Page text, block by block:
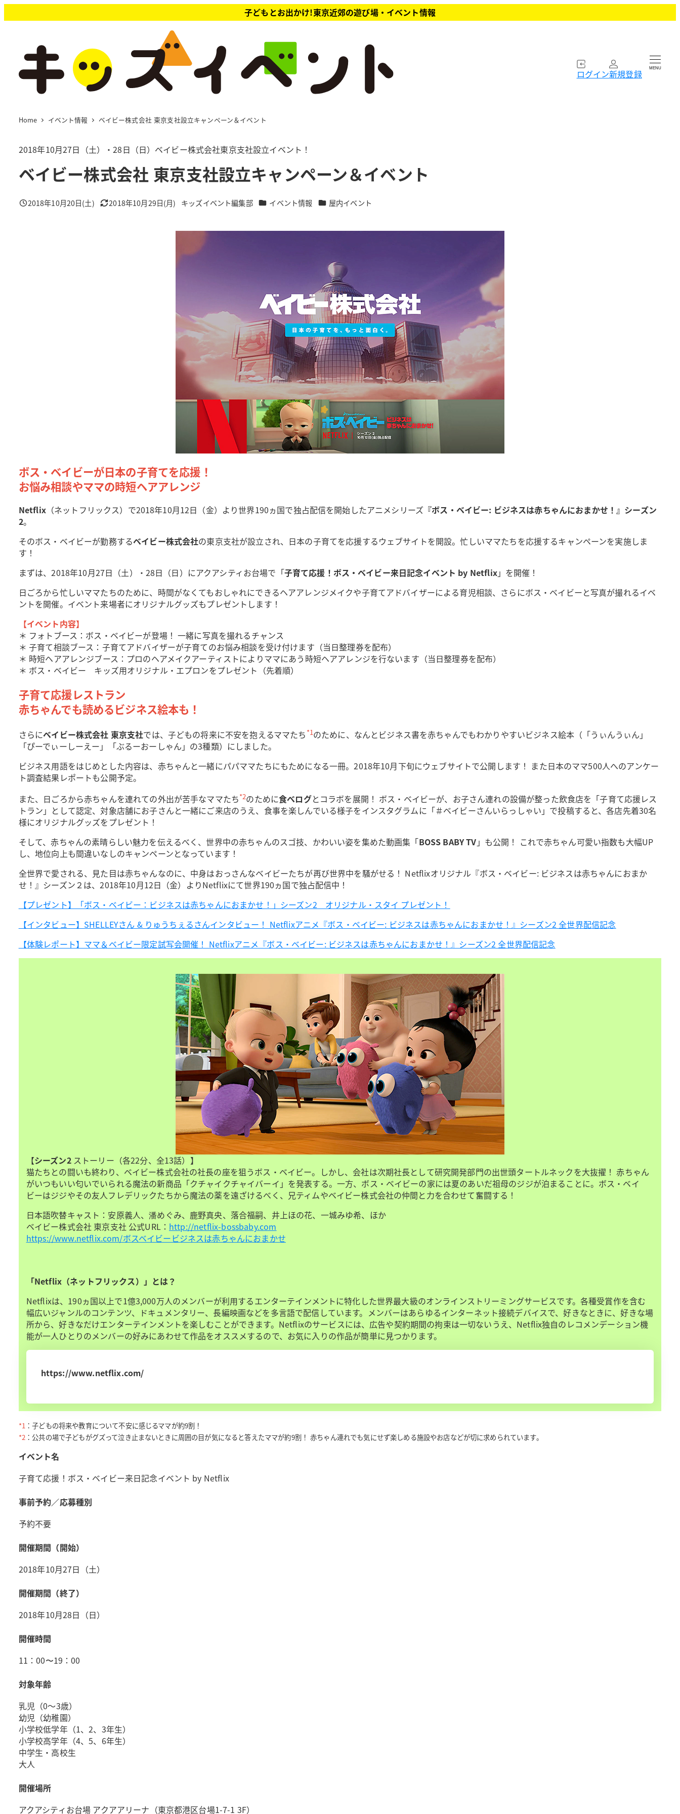
イ
子どもとお出かけ!東京近郊の遊び場・イベント情報
ログイン新規登録 MENU
Home イベント情報 ベイビー株式会社 東京支社設立キャンペーン＆イベント
2018年10月27日（土）・28日（日）ベイビー株式会社東京支社設立イベント！
ベイビー株式会社 東京支社設立キャンペーン＆イベント
投稿日
2018年10月20日(土) 更新日
2018年10月29日(月)
著
キッズイベント編集部 カテゴリー
イベント情報 カテゴリー
屋内イベント
ボス・ベイビーが日本の子育てを応援！
お悩み相談やママの時短ヘアアレンジ
Netflix（ネットフリックス）で2018年10月12日（金）より世界190ヵ国で独占配信を開始したアニメシリーズ 『ボス・ベイビー: ビジネスは赤ちゃんにおまかせ！』シーズン
2。
そのボス・ベイビーが勤務するベイビー株式会社の東京支社が設立され、日本の子育てを応援するウェブサイトを開設。忙しいママたちを応援するキャンペーンを実施しま
す！
まずは、2018年10月27日（土）・28日（日）にアクアシティお台場で「子育て応援！ボス・ベイビー来日記念イベント by Netflix」を開催！
日ごろから忙しいママたちのために、時間がなくてもおしゃれにできるヘアアレンジメイクや子育てアドバイザーによる育児相談、さらにボス・ベイビーと写真が撮れるイベ
ントを開催。イベント来場者にオリジナルグッズもプレゼントします！
【イベント内容】
＊ フォトブース：ボス・ベイビーが登場！ 一緒に写真を撮れるチャンス
＊ 子育て相談ブース：子育てアドバイザーが子育てのお悩み相談を受け付けます（当日整理券を配布）
＊ 時短ヘアアレンジブース：プロのヘアメイクアーティストによりママにあう時短ヘアアレンジを行ないます（当日整理券を配布）
＊ ボス・ベイビー キッズ用オリジナル・エプロンをプレゼント（先着順）
子育て応援レストラン
赤ちゃんでも読めるビジネス絵本も！
さらにベイビー株式会社 東京支社では、子どもの将来に不安を抱えるママたち *1のために、なんとビジネス書を赤ちゃんでもわかりやすいビジネス絵本（「うぃんうぃん」
「ぴーでぃーしーえー」「ぶるーおーしゃん」の3種類）にしました。
ビジネス用語をはじめとした内容は、赤ちゃんと一緒にパパママたちにもためになる一冊。2018年10月下旬にウェブサイトで公開します！ また日本のママ500人へのアンケー
ト調査結果レポートも公開予定。
また、日ごろから赤ちゃんを連れての外出が苦手なママたち*2のために食べログとコラボを展開！ ボス・ベイビーが、お子さん連れの設備が整った飲食店を「子育て応援レス
トラン」として認定、対象店舗にお子さんと一緒にご来店のうえ、食事を楽しんでいる様子をインスタグラムに「＃ベイビーさんいらっしゃい」で投稿すると、各店先着30名
様にオリジナルグッズをプレゼント！
そして、赤ちゃんの素晴らしい魅力を伝えるべく、世界中の赤ちゃんのスゴ技、かわいい姿を集めた動画集「BOSS BABY TV 」も公開！ これで赤ちゃん可愛い指数も大幅UP
し、地位向上も間違いなしのキャンペーンとなっています！
全世界で愛される、見た目は赤ちゃんなのに、中身はおっさんなベイビーたちが再び世界中を騒がせる！ Netflixオリジナル『ボス・ベイビー: ビジネスは赤ちゃんにおまか
せ！』シーズン２は、2018年10月12日（金）よりNetflixにて世界190ヵ国で独占配信中！
【プレゼント】「ボス・ベイビー：ビジネスは赤ちゃんにおまかせ！」シーズン2 オリジナル・スタイ プレゼント！
【インタビュー】SHELLEYさん & りゅうちぇるさんインタビュー！ Netflixアニメ『ボス・ベイビー: ビジネスは赤ちゃんにおまかせ！』シーズン2 全世界配信記念
【体験レポート】ママ＆ベイビー限定試写会開催！ Netflixアニメ『ボス・ベイビー: ビジネスは赤ちゃんにおまかせ！』シーズン2 全世界配信記念
【シーズン2ストーリー（各22分、全13話）】
猫たちとの闘いも終わり、ベイビー株式会社の社長の座を狙うボス・ベイビー。しかし、会社は次期社長として研究開発部門の出世頭タートルネックを大抜擢！ 赤ちゃん
がいつもいい匂いでいられる魔法の新商品「クチャイクチャイバーイ」を発表する。一方、ボス・ベイビーの家には夏のあいだ祖母のジジが泊まることに。ボス・ベイ
ビーはジジやその友人フレデリックたちから魔法の薬を遠ざけるべく、兄ティムやベイビー株式会社の仲間と力を合わせて奮闘する！
日本語吹替キャスト：安原義人、潘めぐみ、鹿野真央、落合福嗣、井上ほの花、一城みゆ希、ほか
ベイビー株式会社 東京支社 公式URL： http://netflix-bossbaby.com
https://www.netflix.com/ボスベイビービジネスは赤ちゃんにおまかせ
「Netflix（ネットフリックス）」とは？
Netflixは、190ヵ国以上で1億3,000万人のメンバーが利用するエンターテインメントに特化した世界最大級のオンラインストリーミングサービスです。各種受賞作を含む
幅広いジャンルのコンテンツ、ドキュメンタリー、長編映画などを多言語で配信しています。メンバーはあらゆるインターネット接続デバイスで、好きなときに、好きな場
所から、好きなだけエンターテインメントを楽しむことができます。Netflixのサービスには、広告や契約期間の拘束は一切ないうえ、Netflix独自のレコメンデーション機
能が一人ひとりのメンバーの好みにあわせて作品をオススメするので、お気に入りの作品が簡単に見つかります。
https://www.netflix.com/
*1 ：子どもの将来や教育について不安に感じるママが約9割！
*2 ：公共の場で子どもがグズって泣き止まないときに周囲の目が気になると答えたママが約9割！ 赤ちゃん連れでも気にせず楽しめる施設やお店などが切に求められています。
イベント名
子育て応援！ボス・ベイビー来日記念イベント by Netflix
事前予約／応募種別
予約不要
開催期間（開始）
2018年10月27日（土）
開催期間（終了）
2018年10月28日（日）
開催時間
11：00〜19：00
対象年齢
乳児（0～3歳）
幼児（幼稚園）
小学校低学年（1、2、3年生）
小学校高学年（4、5、6年生）
中学生・高校生
大人
開催場所
アクアシティお台場 アクアアリーナ（東京都港区台場1-7-1 3F）